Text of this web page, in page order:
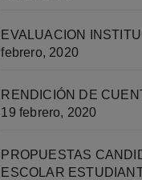
EVALUACION
febrero, 2020
RENDICIÓN DE
19 febrero, 2020
PROPUESTAS
ESCOLAR